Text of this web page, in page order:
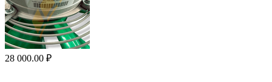
28 000.00 ₽